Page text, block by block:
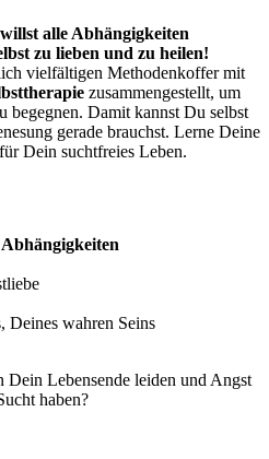
alle Abhängigkeiten
zu lieben und zu heilen!
vielfältigen Methodenkoffer mit
zusammengestellt, um
begegnen. Damit kannst Du selbst
gerade brauchst. Lerne Deine
Dein suchtfreies Leben.
Deines wahren Seins
Lebensende leiden und Angst
haben?